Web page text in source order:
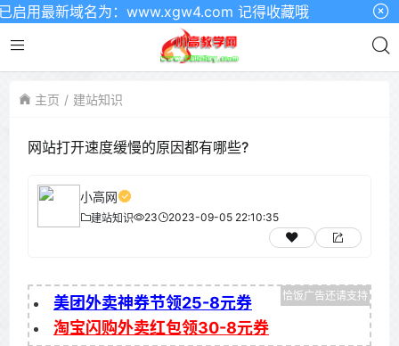
用最新域名为：www.xgw4.com 记得收藏哦
主页 建站知识
网站打开速度缓慢的原因都有哪些?
小高网
建站知识 23 2023-09-05 22:10:35
美团外卖神券节领25-8元券
淘宝闪购外卖红包领30-8元券